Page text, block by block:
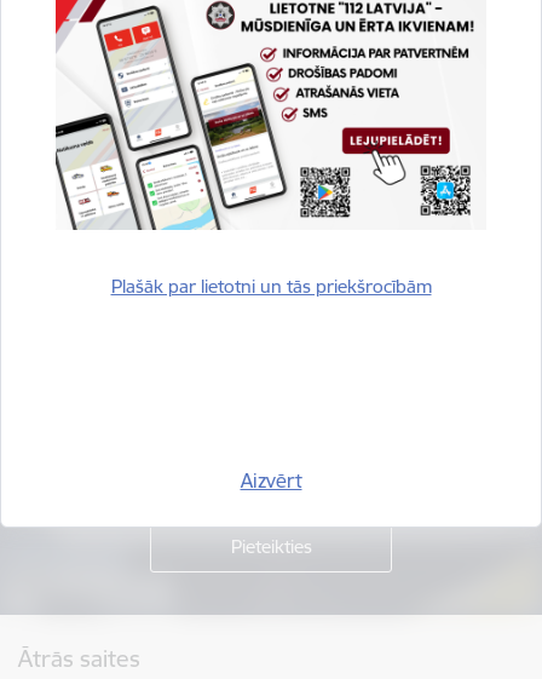
Plašāk par lietotni un tās priekšrocībām
Aizvērt
Vai šī informācija bija noderīga?
Sniegt atsauksmi
Ātrās saites